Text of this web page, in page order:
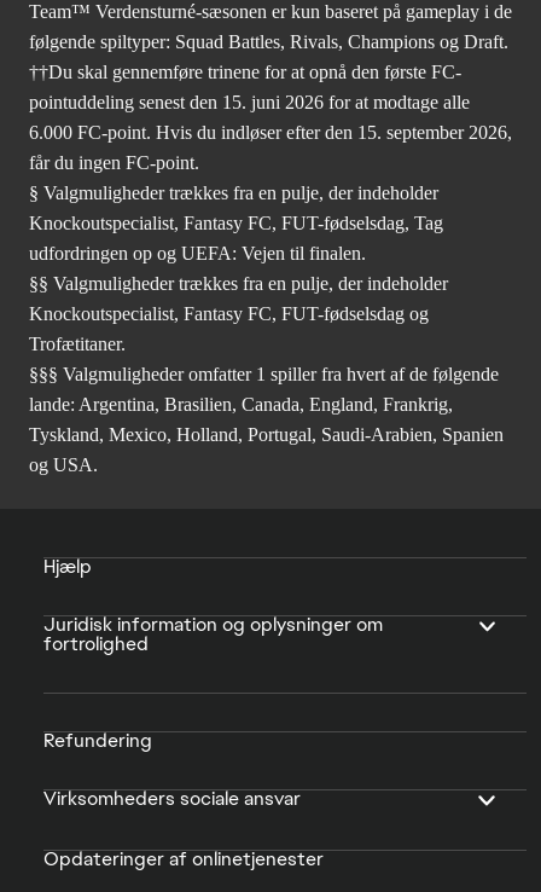
Team™ Verdensturné-sæsonen er kun baseret på gameplay i de
følgende spiltyper: Squad Battles, Rivals, Champions og Draft.
††Du skal gennemføre trinene for at opnå den første FC-
pointuddeling senest den 15. juni 2026 for at modtage alle
6.000 FC-point. Hvis du indløser efter den 15. september 2026,
får du ingen FC-point.
§ Valgmuligheder trækkes fra en pulje, der indeholder
Knockoutspecialist, Fantasy FC, FUT-fødselsdag, Tag
udfordringen op og UEFA: Vejen til finalen.
§§ Valgmuligheder trækkes fra en pulje, der indeholder
Knockoutspecialist, Fantasy FC, FUT-fødselsdag og
Trofætitaner.
§§§ Valgmuligheder omfatter 1 spiller fra hvert af de følgende
lande: Argentina, Brasilien, Canada, England, Frankrig,
Tyskland, Mexico, Holland, Portugal, Saudi-Arabien, Spanien
og USA.
Hjælp
Juridisk information og oplysninger om
fortrolighed
Refundering
Virksomheders sociale ansvar
Opdateringer af onlinetjenester